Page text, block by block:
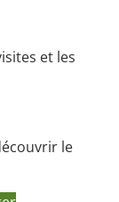
et les
le